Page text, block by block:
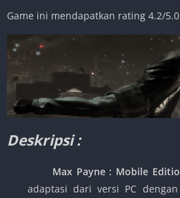
Game ini mendapatkan rating 4.2/
Deskripsi :
Max Payne : Mobile
adaptasi dari versi PC